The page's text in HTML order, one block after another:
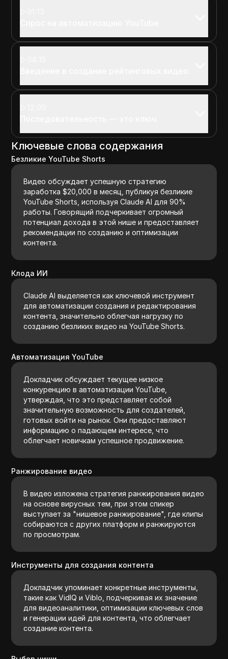
Ключевые слова содержания
Безликие YouTube Shorts
Видео обсуждает успешную стратегию
заработка $20,000 в месяц, публикуя безликие
YouTube Shorts, используя Claude AI для 90%
работы. Говорящий подчеркивает огромный
потенциал дохода в этой нише и предоставляет
рекомендации по созданию и оптимизации
контента.
Клода ИИ
Claude AI выделяется как ключевой инструмент
для автоматизации создания и редактирования
контента, значительно облегчая нагрузку по
созданию безликих видео на YouTube Shorts.
Автоматизация YouTube
Докладчик обсуждает текущее низкое
конкуренцию в автоматизации YouTube,
утверждая, что это представляет собой
значительную возможность для создателей,
готовых войти на рынок. Они предоставляют
информацию о падающем интересе, что
облегчает новичкам успешное продвижение.
Ранжирование видео
В видео изложена стратегия ранжирования видео
на основе вирусных тем, при этом спикер
выступает за "нишевое ранжирование", где клипы
собираются с других платформ и ранжируются
по просмотрам.
Инструменты для создания контента
Докладчик упоминает конкретные инструменты,
такие как VidIQ и Viblo, подчеркивая их значение
для видеоаналитики, оптимизации ключевых слов
и генерации идей для контента, что облегчает
создание контента.